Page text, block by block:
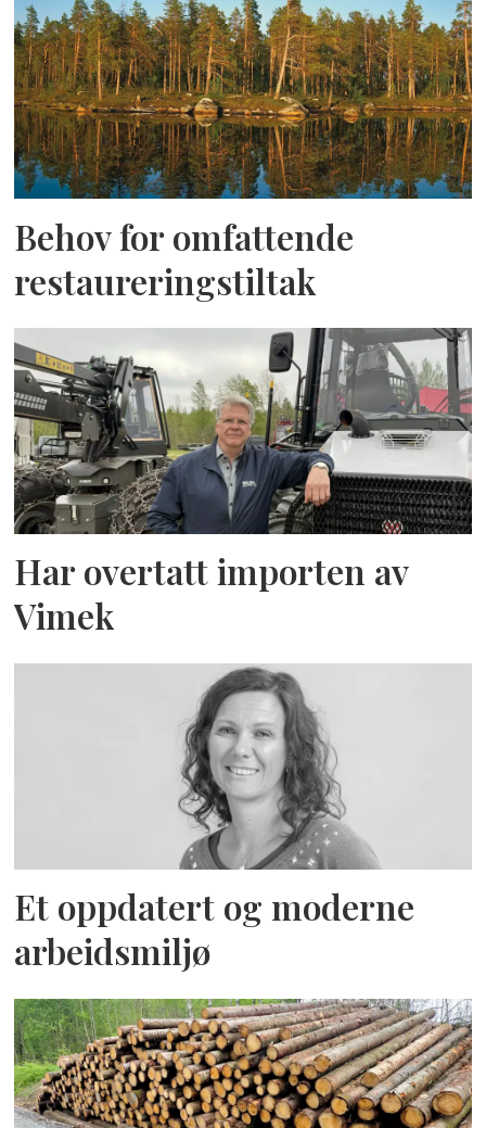
Behov for omfattende
restaureringstiltak
Har overtatt importen av
Vimek
Et oppdatert og moderne
arbeidsmiljø